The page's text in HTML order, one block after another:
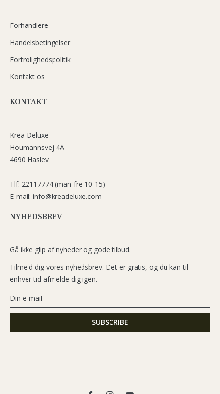
Forhandlere
Handelsbetingelser
Fortrolighedspolitik
Kontakt os
KONTAKT
Krea Deluxe
Houmannsvej 4A
4690 Haslev
Tlf: 22117774 (man-fre 10-15)
E-mail: info@kreadeluxe.com
NYHEDSBREV
Gå ikke glip af nyheder og gode tilbud.
Tilmeld dig vores nyhedsbrev. Det er gratis, og du kan til
enhver tid afmelde dig igen.